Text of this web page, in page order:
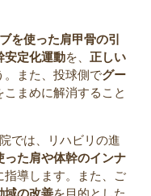
を使った肩甲骨の引
安定化運動を、 正しい
。また、投球側でグー
まめに解消すること
では、リハビリの進
った肩や体幹のインナ
指導します。また、ご